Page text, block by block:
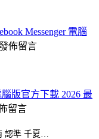
Messenger 電腦
佈留言
版官方下載 2026 最
留言
認準 千夏…